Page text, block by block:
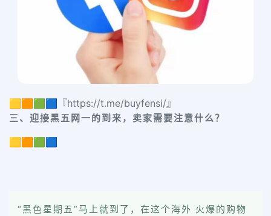
🟨🟧🟩🟦『https://t.me/buyfensi/』
三、迎接黑五网一的到来，卖家需要注意什么？
🟨🟧🟩🟦
“黑色星期五”马上就到了，在这个海外 火爆的购物